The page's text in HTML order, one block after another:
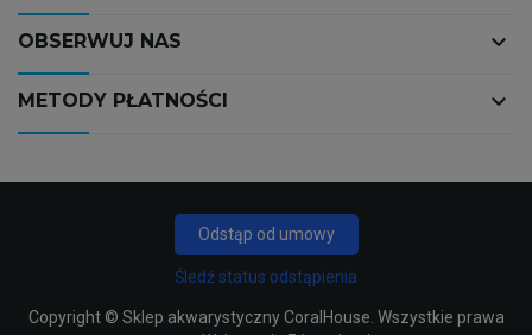
OBSERWUJ NAS keyboard_arrow_down
METODY PŁATNOŚCI keyboard_arrow_down
Odstąp od umowy
Śledź status odstąpienia
Copyright © Sklep akwarystyczny CoralHouse. Wszystkie prawa